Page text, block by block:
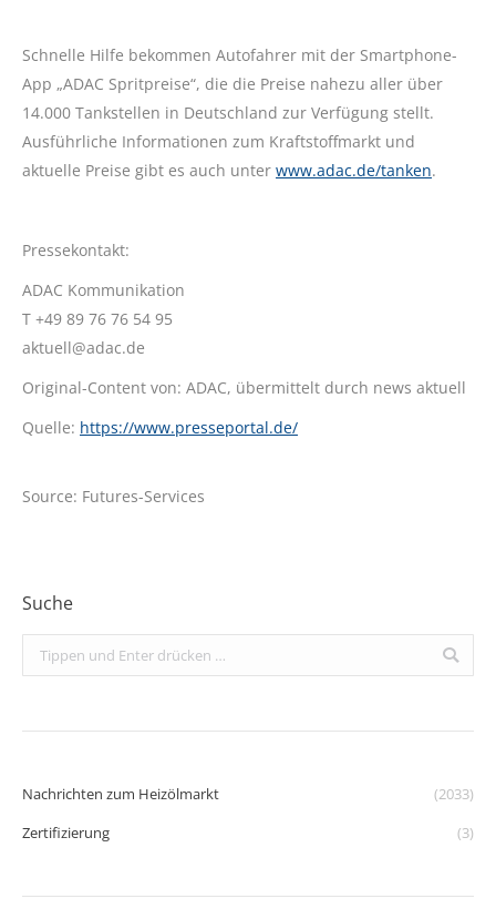
Schnelle Hilfe bekommen Autofahrer mit der Smartphone-
App „ADAC Spritpreise“, die die Preise nahezu aller über
14.000 Tankstellen in Deutschland zur Verfügung stellt.
Ausführliche Informationen zum Kraftstoffmarkt und
aktuelle Preise gibt es auch unter www.adac.de/tanken.
Pressekontakt:
ADAC Kommunikation
T +49 89 76 76 54 95
aktuell@adac.de
Original-Content von: ADAC, übermittelt durch news aktuell
Quelle: https://www.presseportal.de/
Source: Futures-Services
Suche
Search:
Nachrichten zum Heizölmarkt
(2033)
Zertifizierung
(3)